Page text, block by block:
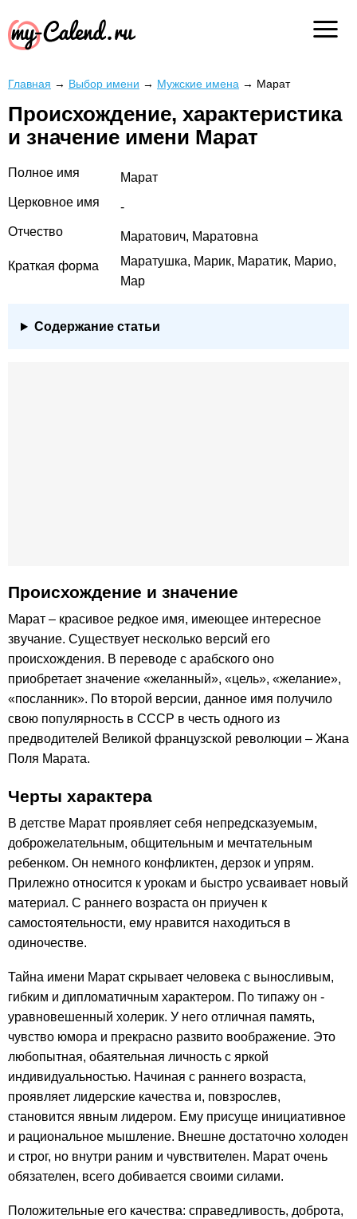
Главная → Выбор имени → Мужские имена → Марат
Происхождение, характеристика
и значение имени Марат
Полное имя
Марат
Церковное имя
-
Отчество
Маратович, Маратовна
Краткая форма
Маратушка, Марик, Маратик, Марио,
Мар
Содержание статьи
Происхождение и значение
Марат – красивое редкое имя, имеющее интересное
звучание. Существует несколько версий его
происхождения. В переводе с арабского оно
приобретает значение «желанный», «цель», «желание»,
«посланник». По второй версии, данное имя получило
свою популярность в СССР в честь одного из
предводителей Великой французской революции – Жана
Поля Марата.
Черты характера
В детстве Марат проявляет себя непредсказуемым,
доброжелательным, общительным и мечтательным
ребенком. Он немного конфликтен, дерзок и упрям.
Прилежно относится к урокам и быстро усваивает новый
материал. С раннего возраста он приучен к
самостоятельности, ему нравится находиться в
одиночестве.
Тайна имени Марат скрывает человека с выносливым,
гибким и дипломатичным характером. По типажу он -
уравновешенный холерик. У него отличная память,
чувство юмора и прекрасно развито воображение. Это
любопытная, обаятельная личность с яркой
индивидуальностью. Начиная с раннего возраста,
проявляет лидерские качества и, повзрослев,
становится явным лидером. Ему присуще инициативное
и рациональное мышление. Внешне достаточно холоден
и строг, но внутри раним и чувствителен. Марат очень
обязателен, всего добивается своими силами.
Положительные его качества: справедливость, доброта,